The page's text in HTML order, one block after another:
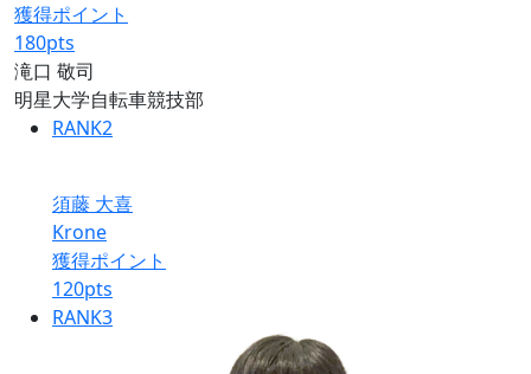
獲得ポイント
180pts
滝口 敬司
明星大学自転車競技部
RANK2
須藤 大喜
Krone
獲得ポイント
120pts
RANK3